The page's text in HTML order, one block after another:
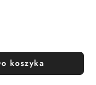
koszyka